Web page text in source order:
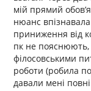
мій прямий
нюанс
приниження від
пк не пояснюють,
філосовськими
роботи (робила
давали мені